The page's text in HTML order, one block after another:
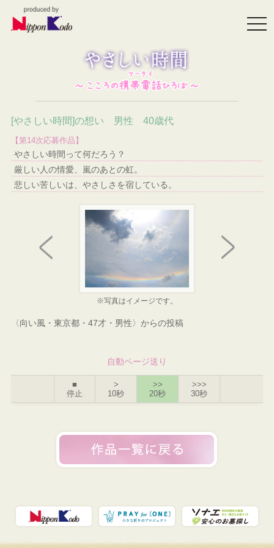
[やさしい時間]の想い 男性 40歳代
【第14次応募作品】
やさしい時間って何だろう？
厳しい人の情愛、嵐のあとの虹。
悲しい苦しいは、やさしさを宿している。
※写真はイメージです。
〈向い風・東京都・47才・男性〉からの投稿
自動ページ送り
■
停止
>
10秒
>>
20秒
>>>
30秒